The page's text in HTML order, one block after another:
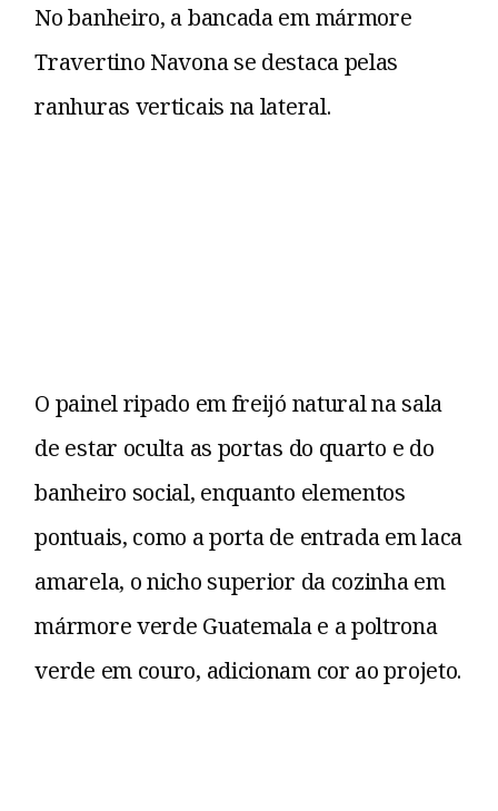
No banheiro, a bancada em mármore
Travertino Navona se destaca pelas
ranhuras verticais na lateral.
O painel ripado em freijó natural na sala
de estar oculta as portas do quarto e do
banheiro social, enquanto elementos
pontuais, como a porta de entrada em laca
amarela, o nicho superior da cozinha em
mármore verde Guatemala e a poltrona
verde em couro, adicionam cor ao projeto.